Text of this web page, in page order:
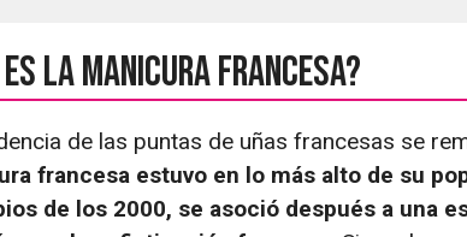
es la manicura francesa?
de las puntas de uñas francesas se
francesa estuvo en lo más alto de su
de los 2000, se asoció después a una